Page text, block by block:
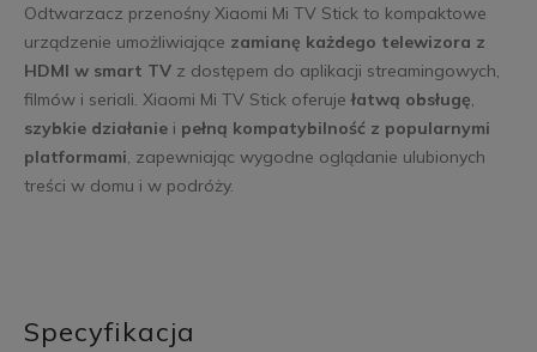
Odtwarzacz przenośny Xiaomi Mi TV Stick to kompaktowe
urządzenie umożliwiające zamianę każdego telewizora z
HDMI w smart TVz dostępem do aplikacji streamingowych,
filmów i seriali. Xiaomi Mi TV Stick oferujełatwą obsługę,
szybkie działaniei pełną kompatybilność z popularnymi
platformami, zapewniając wygodne oglądanie ulubionych
treści w domu i w podróży.
Specyfikacja